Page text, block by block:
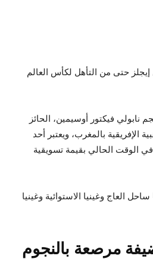
حتى من التأهل لكأس العالم
نابولي فيكتور أوسيمين، الحائز
الإفريقية بالمغرب، ويعتبر أحد
الوقت الحالي بقيمة تسويقية
العاج وغينيا الاستوائية وغينيا
مرصعة بالنجوم